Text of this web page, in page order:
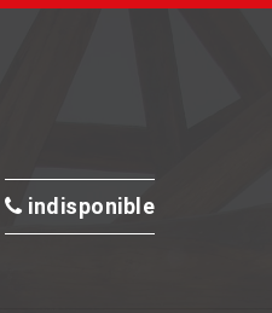
indisponible